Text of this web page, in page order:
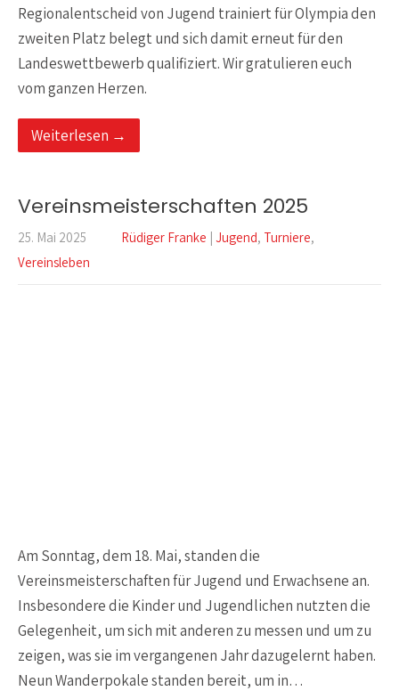
Regionalentscheid von Jugend trainiert für Olympia den
zweiten Platz belegt und sich damit erneut für den
Landeswettbewerb qualifiziert. Wir gratulieren euch
vom ganzen Herzen.
Weiterlesen →
Vereinsmeisterschaften 2025
25. Mai 2025 Rüdiger Franke | Jugend, Turniere,
Vereinsleben
Am Sonntag, dem 18. Mai, standen die
Vereinsmeisterschaften für Jugend und Erwachsene an.
Insbesondere die Kinder und Jugendlichen nutzten die
Gelegenheit, um sich mit anderen zu messen und um zu
zeigen, was sie im vergangenen Jahr dazugelernt haben.
Neun Wanderpokale standen bereit, um in…